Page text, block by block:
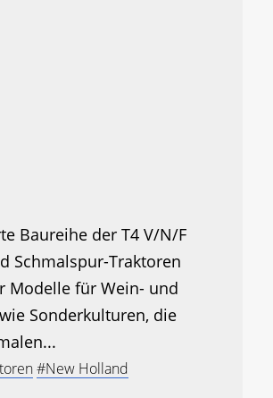
Baureihe der T4 V/N/F
Schmalspur-Traktoren
Modelle für Wein- und
Sonderkulturen, die
#New Holland